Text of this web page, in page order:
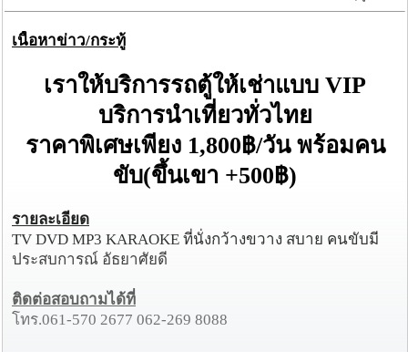
เนื้อหาข่าว/กระทู้
เราให้บริการรถตู้ให้เช่าแบบ VIP
บริการนำเที่ยวทั่วไทย
ราคาพิเศษเพียง 1,800฿/วัน พร้อมคน
ขับ(ขึ้นเขา +500฿)
รายละเอียด
TV DVD MP3 KARAOKE ที่นั่งกว้างขวาง สบาย คนขับมี
ประสบการณ์ อัธยาศัยดี
ติดต่อสอบถามได้ที่
โทร.061-570 2677 062-269 8088